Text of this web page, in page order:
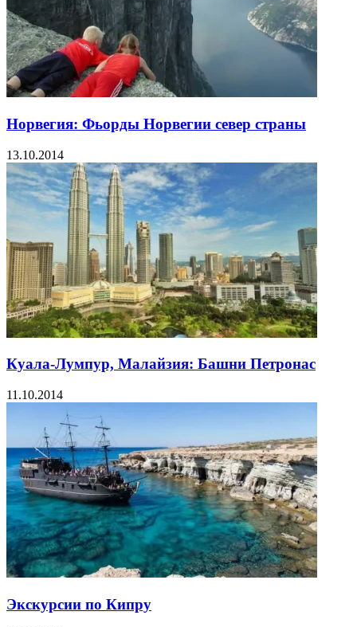
Норвегия: Фьорды Норвегии север страны
13.10.2014
Куала-Лумпур, Малайзия: Башни Петронас
11.10.2014
Экскурсии по Кипру